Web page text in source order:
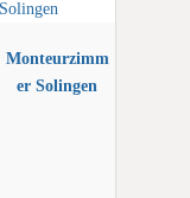
Monteurzimm
er Solingen